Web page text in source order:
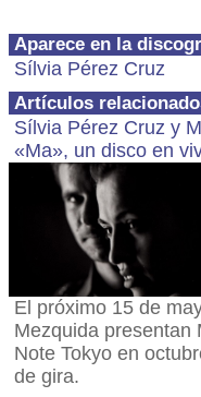
Aparece en la
Sílvia Pérez Cruz
Artículos
Sílvia Pérez Cruz y
«Ma», un disco en
El próximo 15 de
Mezquida presentan
Note Tokyo en
de gira.